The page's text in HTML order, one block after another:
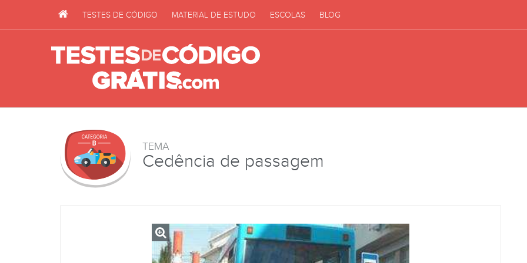
TESTES DE CÓDIGO MATERIAL DE ESTUDO ESCOLAS BLOG
TEMA
Cedência de passagem